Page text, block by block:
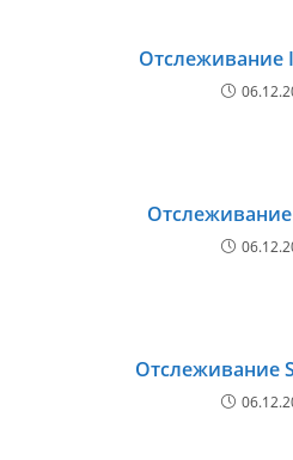
Отслеживание
Отслеживание
Отслеживание